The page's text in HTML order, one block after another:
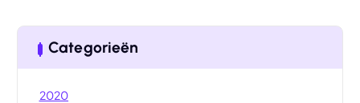
Categorieën
2020